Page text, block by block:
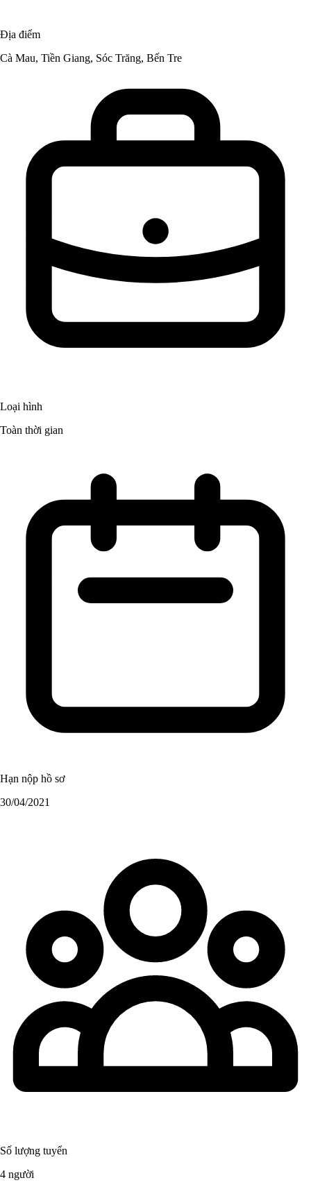
Địa điểm
Cà Mau, Tiền Giang, Sóc Trăng, Bến Tre
Loại hình
Toàn thời gian
Hạn nộp hồ sơ
30/04/2021
Số lượng tuyển
4 người